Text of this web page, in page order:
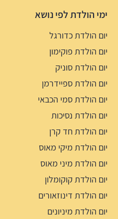
ימי הולדת לפי נושא
יום הולדת כדורגל
יום הולדת פוקימון
יום הולדת סוניק
יום הולדת ספיידרמן
יום הולדת סמי הכבאי
יום הולדת נסיכות
יום הולדת חד קרן
יום הולדת מיקי מאוס
יום הולדת מיני מאוס
יום הולדת קוקומלון
יום הולדת דינוזאורים
יום הולדת מיניונים